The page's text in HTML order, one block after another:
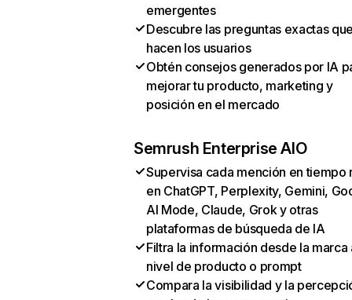
emergentes
Descubre las preguntas exactas
hacen los usuarios
Obtén consejos generados por IA
mejorar tu producto, marketing y
posición en el mercado
Semrush Enterprise AIO
Supervisa cada mención en tiempo
en ChatGPT, Perplexity, Gemini,
AI Mode, Claude, Grok y otras
plataformas de búsqueda de IA
Filtra la información desde la marca
nivel de producto o prompt
Compara la visibilidad y la